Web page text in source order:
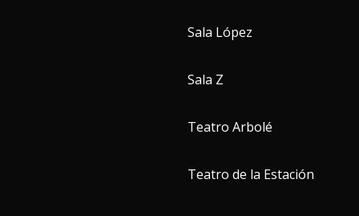
Sala López
Sala Z
Teatro Arbolé
Teatro de la Estación